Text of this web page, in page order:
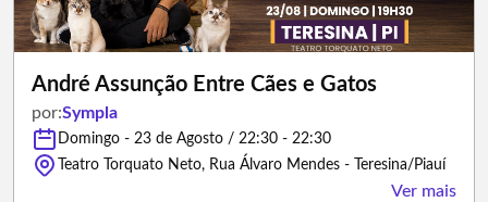
André Assunção Entre Cães e Gatos
por:Sympla
Domingo - 23 de Agosto / 22:30 - 22:30
Teatro Torquato Neto, Rua Álvaro Mendes - Teresina/Piauí
Ver mais